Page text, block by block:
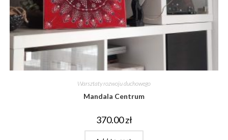
Warsztaty rozwoju duchowego
Mandala Centrum
370.00zł